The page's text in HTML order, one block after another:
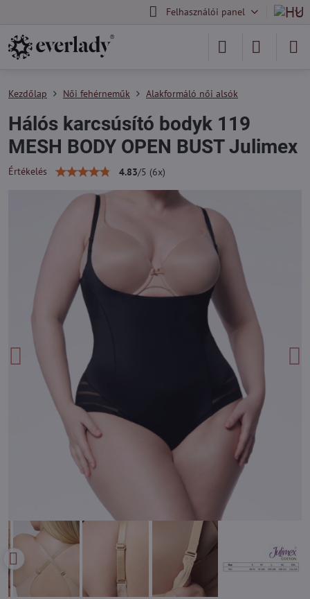
Felhasználói panel
Kezdőlap Női fehérneműk Alakformáló női alsók
Hálós karcsúsító bodyk 119
MESH BODY OPEN BUST Julimex
Értékelés 4.83/5 (6x)